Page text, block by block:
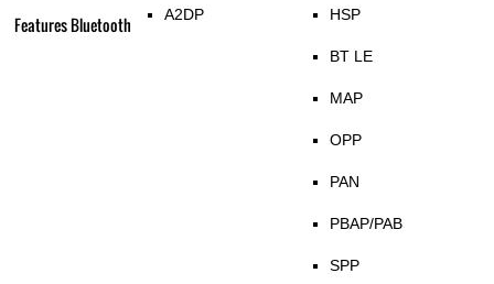
Features Bluetooth A2DP HSP
BT LE
MAP
OPP
PAN
PBAP/PAB
SPP